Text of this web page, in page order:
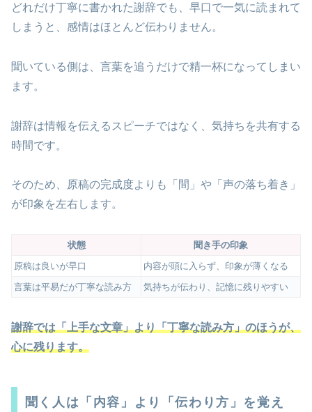
どれだけ丁寧に書かれた謝辞でも、早口で一気に読まれて
しまうと、感情はほとんど伝わりません。
聞いている側は、言葉を追うだけで精一杯になってしまい
ます。
謝辞は情報を伝えるスピーチではなく、気持ちを共有する
時間です。
そのため、原稿の完成度よりも「間」や「声の落ち着き」
が印象を左右します。
状態
聞き手の印象
原稿は良いが早口
内容が頭に入らず、印象が薄くなる
言葉は平易だが丁寧な読み方
気持ちが伝わり、記憶に残りやすい
謝辞では「上手な文章」より「丁寧な読み方」のほうが、
心に残ります。
聞く人は「内容」より「伝わり方」を覚え